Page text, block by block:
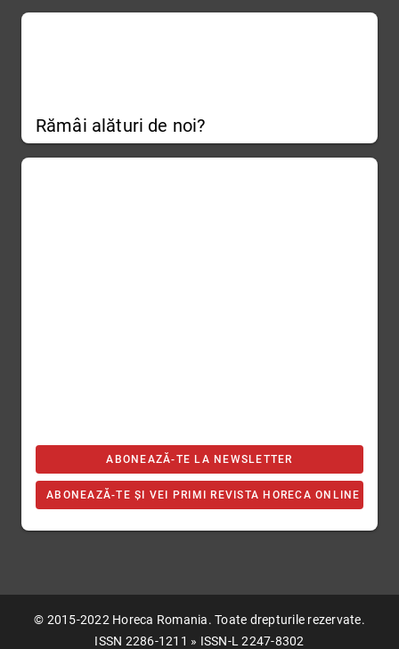
Rămâi alături de noi?
ABONEAZĂ-TE LA NEWSLETTER
ABONEAZĂ-TE ȘI VEI PRIMI REVISTA HORECA ONLINE
© 2015-2022 Horeca Romania. Toate drepturile rezervate.
ISSN 2286-1211 » ISSN-L 2247-8302